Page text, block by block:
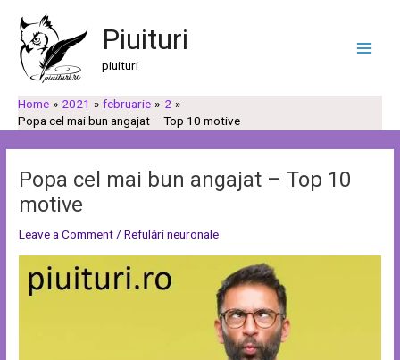
content
Piuituri
piuituri
Menu
Home 2021 februarie
2
Popa cel mai bun angajat – Top 10 motive
Popa cel mai bun angajat – Top 10
motive
Leave a Comment/Refulări neuronale
navigation
a
u
ă
a
t
g
o
i